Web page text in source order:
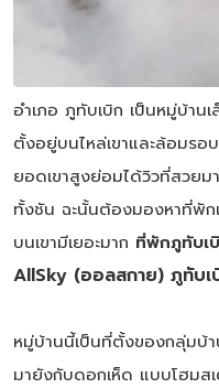
อำเภอ ภูทับเบิก เป็นหมู่บ้า
ตั้งอยู่บนไหล่เขาและล้อมรอ
ยอดเขาสูงย่อมได้วิวที่สวย
ทั้งชัน ฉะนั้นต้องมองหาที่พัก
บนเขามีเยอะมาก ที่พักภูทับเ
AllSky (ออลสกาย) ภูทับเ
หมู่บ้านนี้เป็นที่ตั้งของกลุ่มบ้
มายังกับดอกเห็ด แบบโฮมส